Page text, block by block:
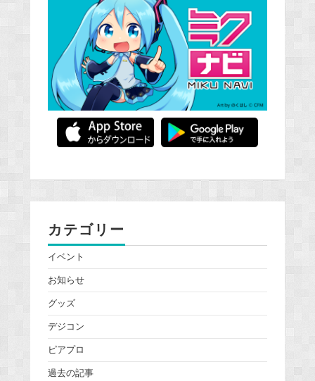
カテゴリー
イベント
お知らせ
グッズ
デジコン
ピアプロ
過去の記事